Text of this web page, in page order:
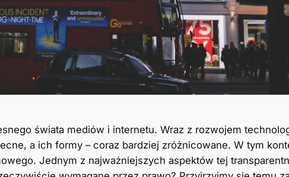
świata mediów i internetu. Wraz z rozwojem
a ich formy – coraz bardziej zróżnicowane. W tym
Jednym z najważniejszych aspektów tej